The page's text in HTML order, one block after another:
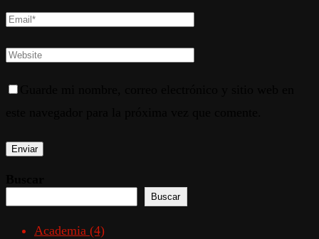
Buscar
Academia (4)